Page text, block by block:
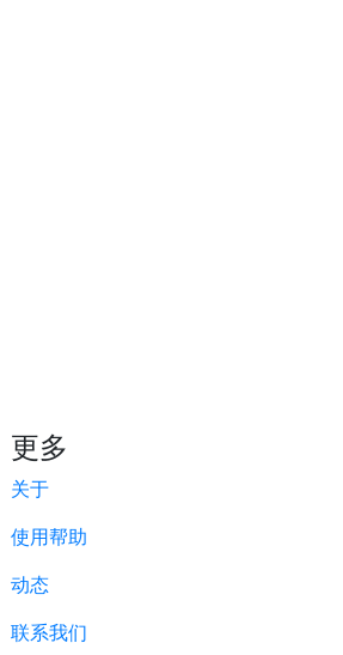
更多
关于
使用帮助
动态
联系我们